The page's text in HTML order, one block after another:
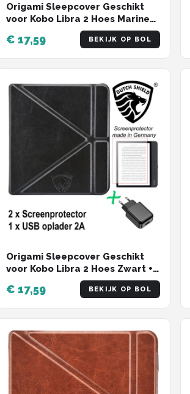
Origami Sleepcover Geschikt
voor Kobo Libra 2 Hoes Marine
Blauw + Screenprotector +
Oplader * - ereader hoesje -
cover
€ 17,59 BEKIJK OP BOL
Origami Sleepcover Geschikt
voor Kobo Libra 2 Hoes Zwart +
Screenprotector + Oplader * -
ereader hoesje - cover
€ 17,59 BEKIJK OP BOL